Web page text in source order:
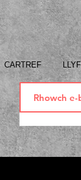
CARTREF